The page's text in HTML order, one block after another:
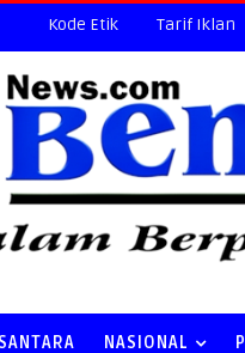
Kode Etik Tarif Iklan
NASIONAL